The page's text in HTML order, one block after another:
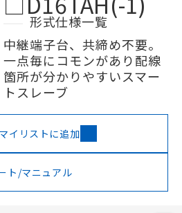
形式仕様一覧
中継端子台、共締め不要。
一点毎にコモンがあり配線
箇所が分かりやすいスマー
トスレーブ
イリストに追加
ト/マニュアル